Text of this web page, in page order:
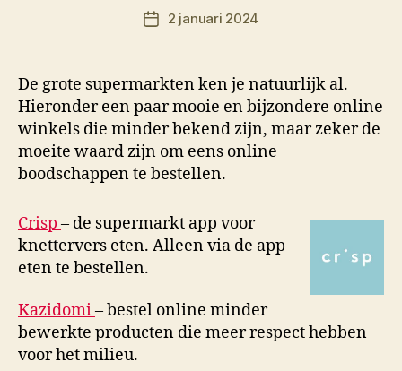
Berichtauteur
r
Berichtdatum
2 januari 2024
De grote supermarkten ken je natuurlijk al.
Hieronder een paar mooie en bijzondere online
winkels die minder bekend zijn, maar zeker de
moeite waard zijn om eens online
boodschappen te bestellen.
Crisp – de supermarkt app voor
knettervers eten. Alleen via de app
eten te bestellen.
Kazidomi– bestel online minder
bewerkte producten die meer respect hebben
voor het milieu.